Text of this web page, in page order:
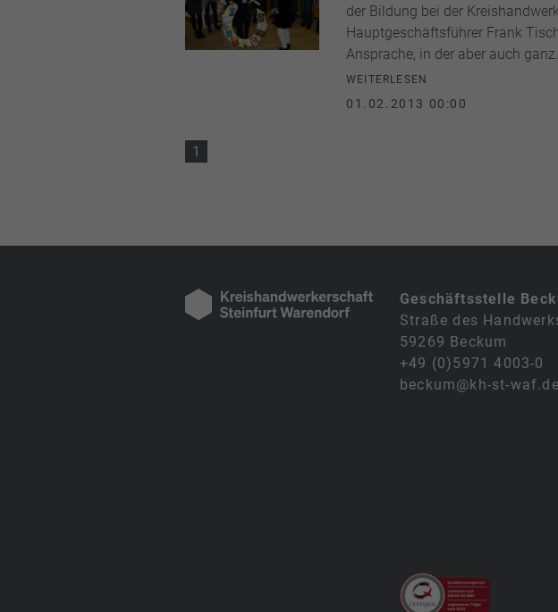
der Bildung bei der
Hauptgeschäftsführer Frank
Ansprache, in der aber auch
WEITERLESEN
01.02.2013 00:00
1
Geschäftsstelle
Straße des
59269 Beckum
+49 (0)5971 4003-0
beckum@kh-st-waf.de